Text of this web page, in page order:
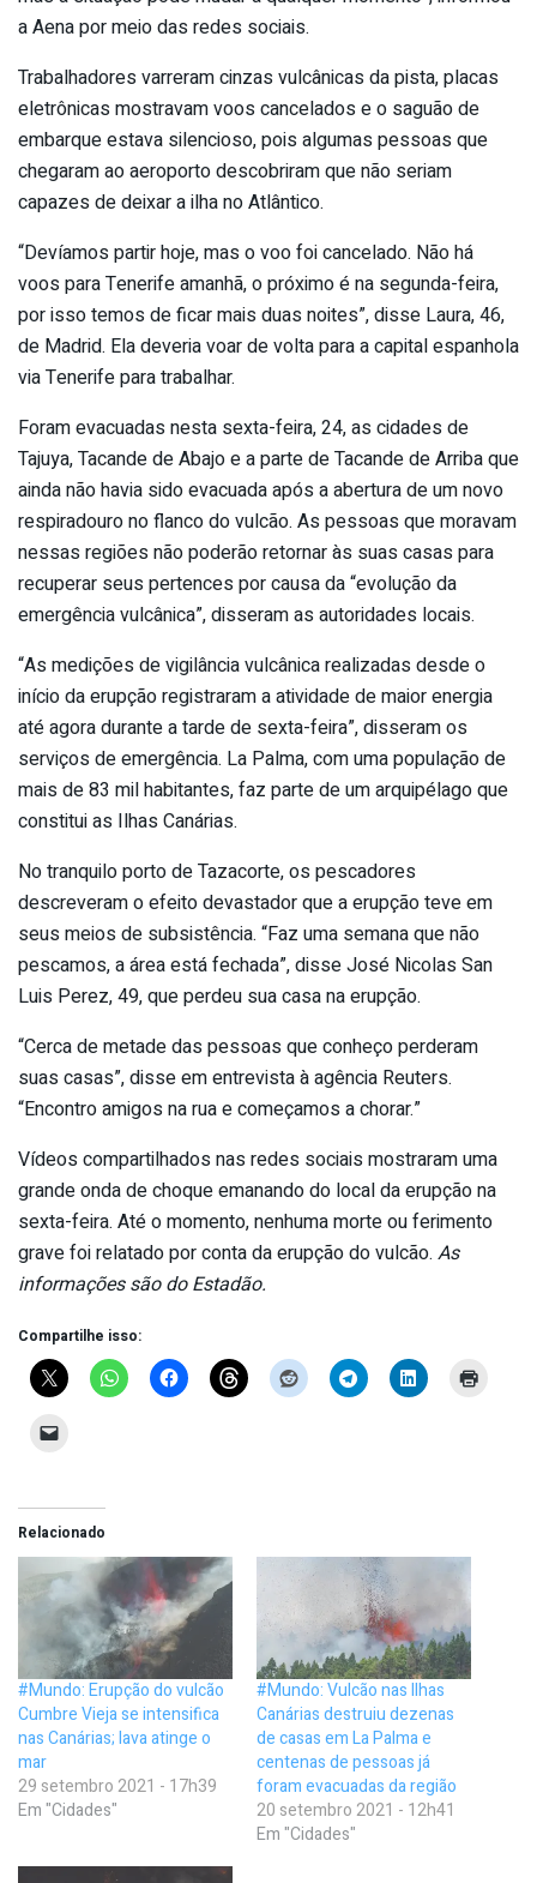
a Aena por meio das redes sociais.
Trabalhadores varreram cinzas vulcânicas da pista, placas
eletrônicas mostravam voos cancelados e o saguão de
embarque estava silencioso, pois algumas pessoas que
chegaram ao aeroporto descobriram que não seriam
capazes de deixar a ilha no Atlântico.
“Devíamos partir hoje, mas o voo foi cancelado. Não há
voos para Tenerife amanhã, o próximo é na segunda-feira,
por isso temos de ficar mais duas noites”, disse Laura, 46,
de Madrid. Ela deveria voar de volta para a capital espanhola
via Tenerife para trabalhar.
Foram evacuadas nesta sexta-feira, 24, as cidades de
Tajuya, Tacande de Abajo e a parte de Tacande de Arriba que
ainda não havia sido evacuada após a abertura de um novo
respiradouro no flanco do vulcão. As pessoas que moravam
nessas regiões não poderão retornar às suas casas para
recuperar seus pertences por causa da “evolução da
emergência vulcânica”, disseram as autoridades locais.
“As medições de vigilância vulcânica realizadas desde o
início da erupção registraram a atividade de maior energia
até agora durante a tarde de sexta-feira”, disseram os
serviços de emergência. La Palma, com uma população de
mais de 83 mil habitantes, faz parte de um arquipélago que
constitui as Ilhas Canárias.
No tranquilo porto de Tazacorte, os pescadores
descreveram o efeito devastador que a erupção teve em
seus meios de subsistência. “Faz uma semana que não
pescamos, a área está fechada”, disse José Nicolas San
Luis Perez, 49, que perdeu sua casa na erupção.
“Cerca de metade das pessoas que conheço perderam
suas casas”, disse em entrevista à agência Reuters.
“Encontro amigos na rua e começamos a chorar.”
Vídeos compartilhados nas redes sociais mostraram uma
grande onda de choque emanando do local da erupção na
sexta-feira. Até o momento, nenhuma morte ou ferimento
grave foi relatado por conta da erupção do vulcão. As
informações são do Estadão.
Compartilhe isso:
Relacionado
#Mundo: Erupção do vulcão
Cumbre Vieja se intensifica
nas Canárias; lava atinge o
mar
29 setembro 2021 - 17h39
Em "Cidades"
#Mundo: Vulcão nas Ilhas
Canárias destruiu dezenas
de casas em La Palma e
centenas de pessoas já
foram evacuadas da região
20 setembro 2021 - 12h41
Em "Cidades"